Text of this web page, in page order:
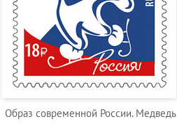
Образ современной России. Медведь